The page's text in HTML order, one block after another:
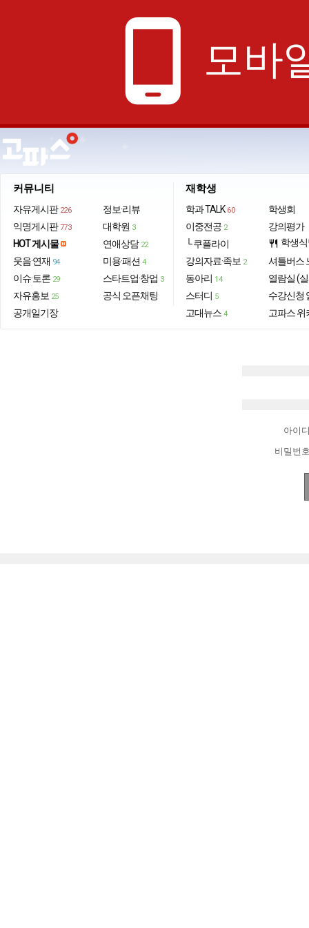
phone_android 모바
커뮤니티
자유게시판 226
익명게시판 773
HOT 게시물
웃음·연재 94
이슈·토론 29
자유홍보 25
공개일기장
정보·리뷰
대학원 3
연애상담 22
미용·패션 4
스타트업·창업 3
공식 오픈채팅
재학생
학과 TALK 60
이중전공 2
└ 쿠플라이
강의자료·족보 2
동아리 14
스터디 5
고대뉴스 4
학생회
강의평가
restaurant 학생
셔틀버스
열람실 (
수강신청
고파스 위
아이
비밀번